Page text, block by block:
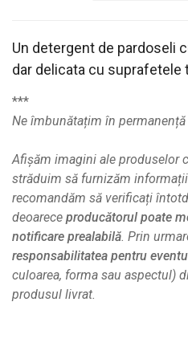
Un detergent de pardoseli
dar delicata cu suprafetele
***
Ne îmbunătațim în
Afișăm imagini ale produselor
străduim să furnizăm
recomandăm să verificați
deoarece producătorul poate
notificare prealabilă. Prin
responsabilitatea pentru
culoarea, forma sau aspectul)
produsul livrat.